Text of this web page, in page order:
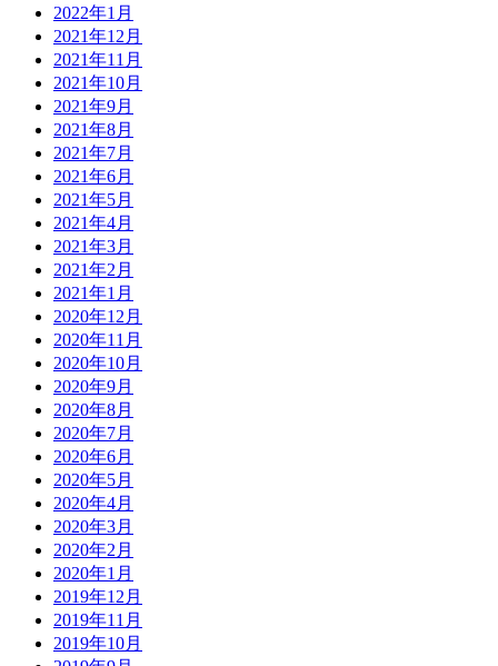
2022年1月
2021年12月
2021年11月
2021年10月
2021年9月
2021年8月
2021年7月
2021年6月
2021年5月
2021年4月
2021年3月
2021年2月
2021年1月
2020年12月
2020年11月
2020年10月
2020年9月
2020年8月
2020年7月
2020年6月
2020年5月
2020年4月
2020年3月
2020年2月
2020年1月
2019年12月
2019年11月
2019年10月